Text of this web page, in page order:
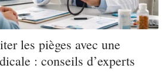
les pièges avec une
: conseils d’experts